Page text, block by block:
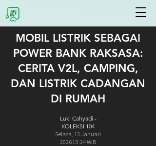
MOBIL LISTRIK SEBAGAI
POWER BANK RAKSASA:
CERITA V2L, CAMPING,
DAN LISTRIK CADANGAN
DI RUMAH
Luki Cahyadi -
KOLEKSI 104
Selasa, 13 Januari
2026 15:24 WIB